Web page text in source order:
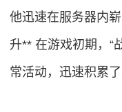
他迅速在服务器内
升** 在游戏初期，“
常活动，迅速积累